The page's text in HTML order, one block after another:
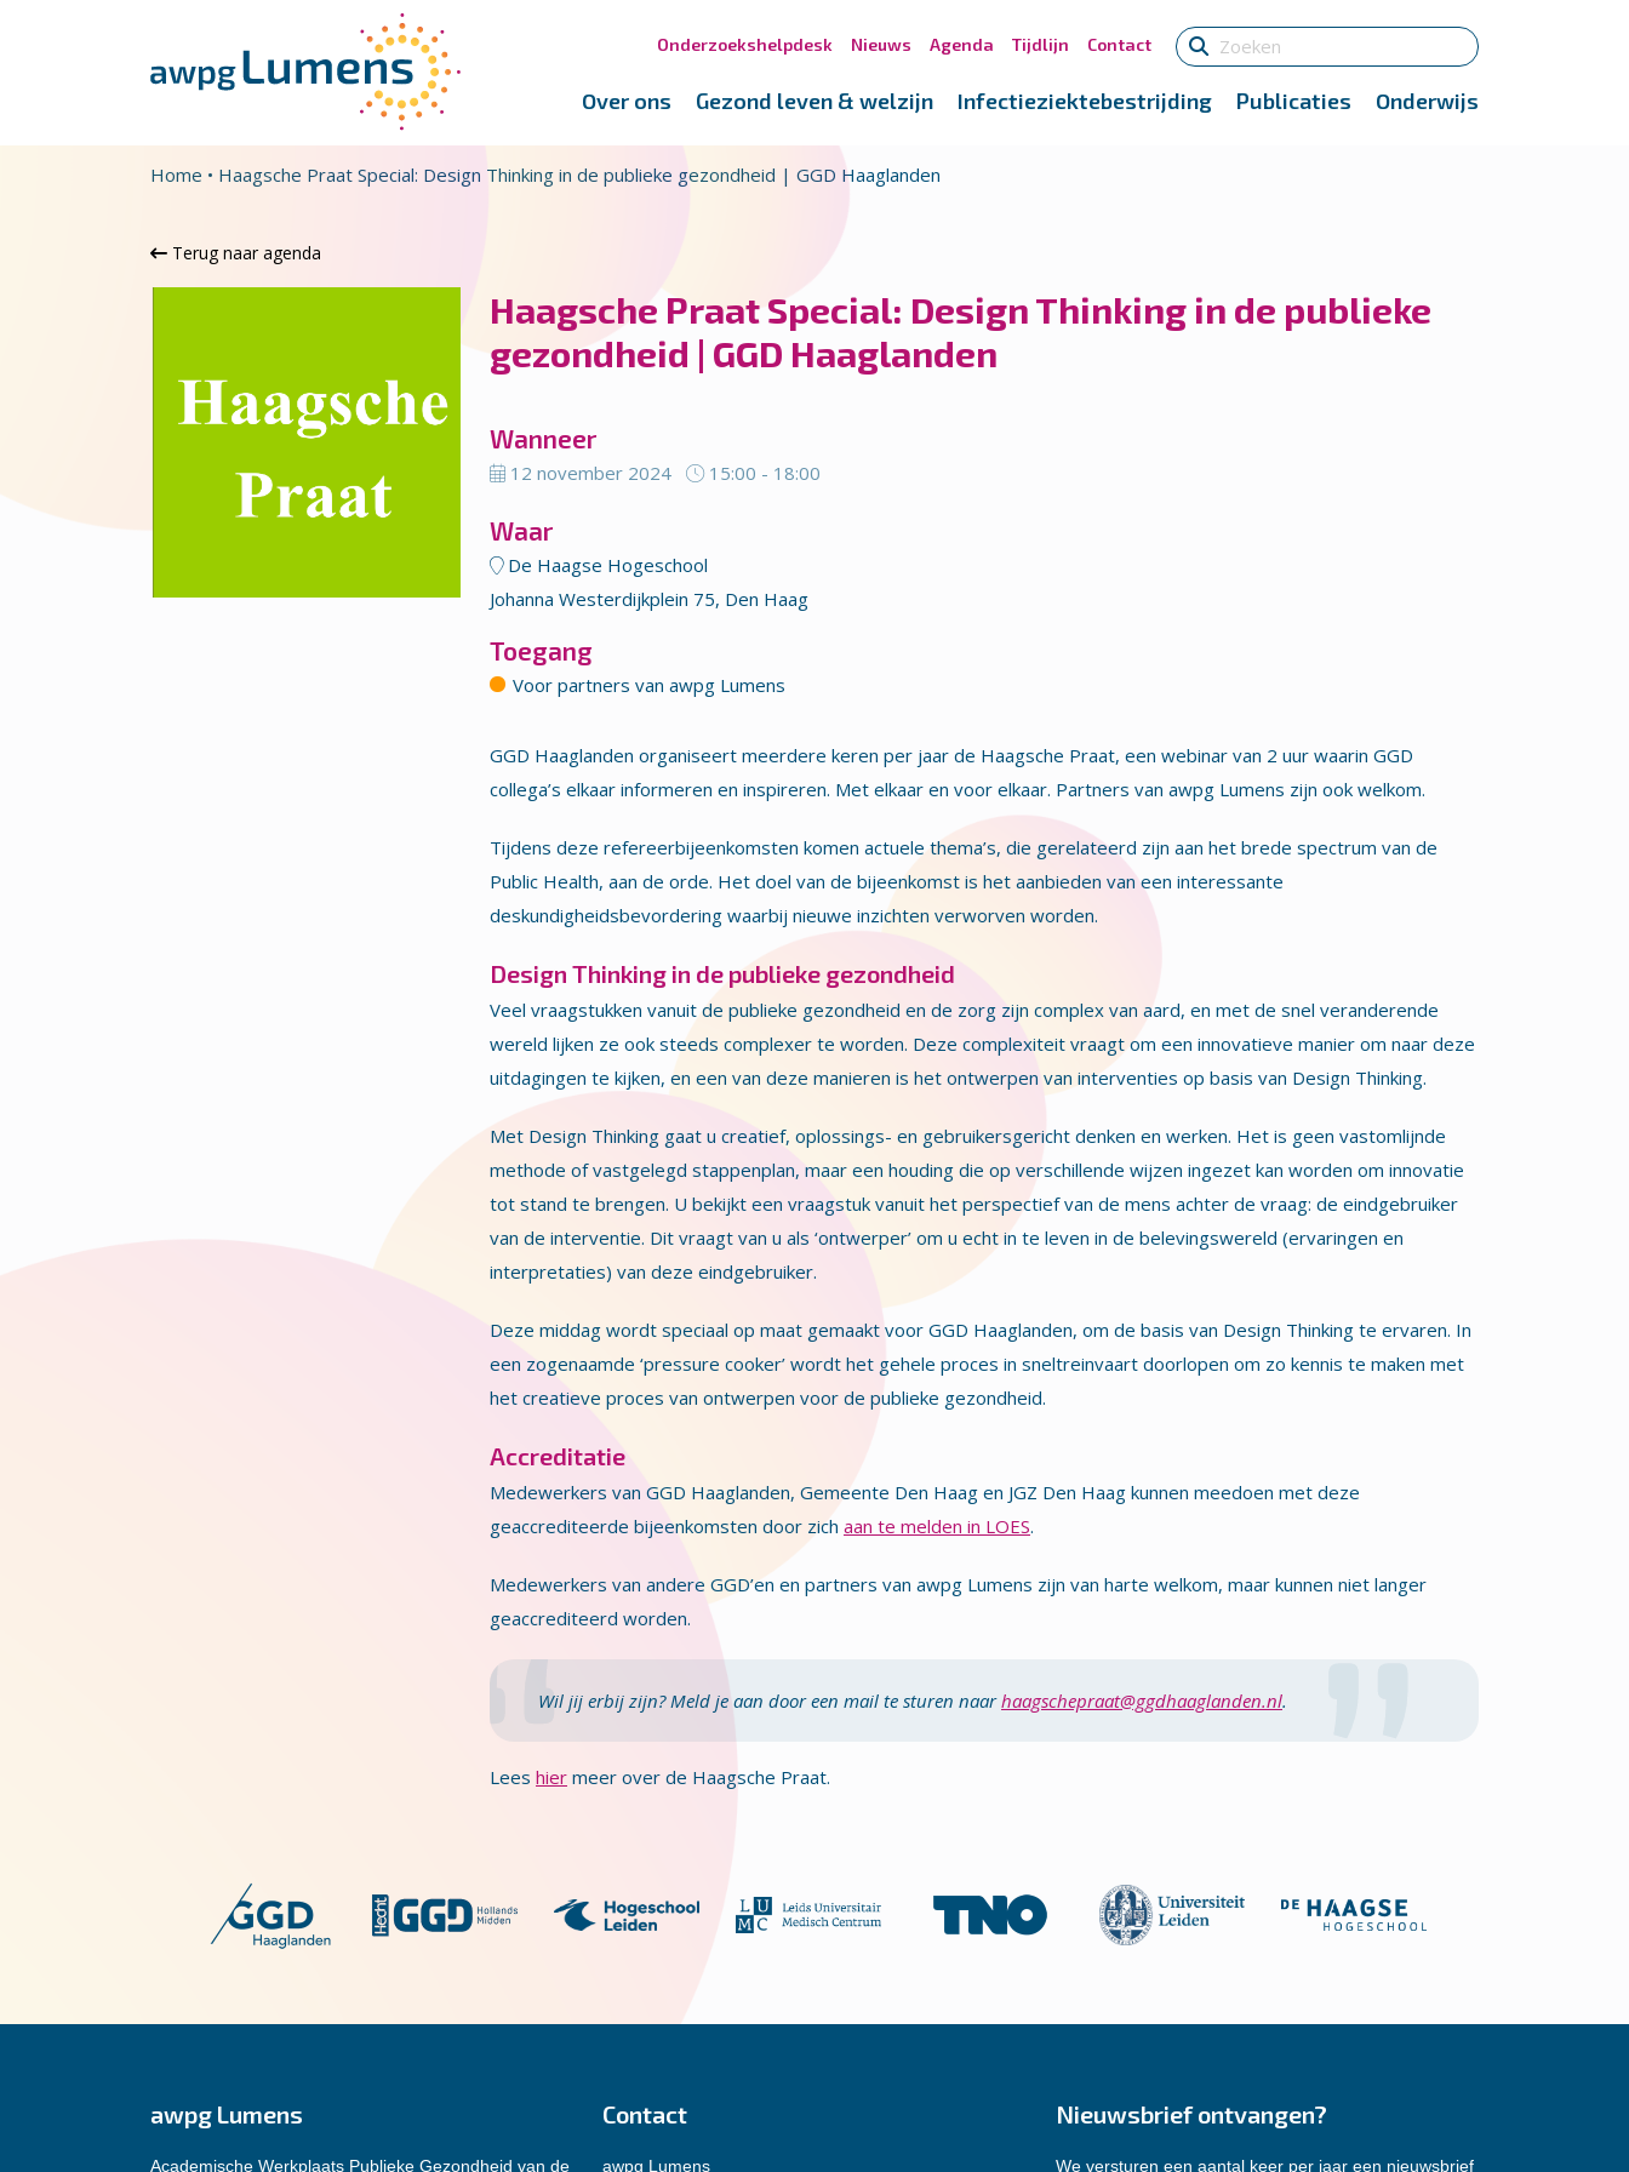
Onderzoekshelpdesk Nieuws Agenda Tijdlijn Contact
Over ons Gezond leven & welzijn Infectieziektebestrijding Publicaties Onderwijs
Home • Haagsche Praat Special: Design Thinking in de publieke gezondheid | GGD Haaglanden
Terug naar agenda
Haagsche Praat Special: Design Thinking in de publieke
gezondheid | GGD Haaglanden
Wanneer
12 november 2024 15:00 - 18:00
Waar
De Haagse Hogeschool
Johanna Westerdijkplein 75, Den Haag
Toegang
Voor partners van awpg Lumens
GGD Haaglanden organiseert meerdere keren per jaar de Haagsche Praat, een webinar van 2 uur waarin GGD
collega’s elkaar informeren en inspireren. Met elkaar en voor elkaar. Partners van awpg Lumens zijn ook welkom.
Tijdens deze refereerbijeenkomsten komen actuele thema’s, die gerelateerd zijn aan het brede spectrum van de
Public Health, aan de orde. Het doel van de bijeenkomst is het aanbieden van een interessante
deskundigheidsbevordering waarbij nieuwe inzichten verworven worden.
Design Thinking in de publieke gezondheid
Veel vraagstukken vanuit de publieke gezondheid en de zorg zijn complex van aard, en met de snel veranderende
wereld lijken ze ook steeds complexer te worden. Deze complexiteit vraagt om een innovatieve manier om naar deze
uitdagingen te kijken, en een van deze manieren is het ontwerpen van interventies op basis van Design Thinking.
Met Design Thinking gaat u creatief, oplossings- en gebruikersgericht denken en werken. Het is geen vastomlijnde
methode of vastgelegd stappenplan, maar een houding die op verschillende wijzen ingezet kan worden om innovatie
tot stand te brengen. U bekijkt een vraagstuk vanuit het perspectief van de mens achter de vraag: de eindgebruiker
van de interventie. Dit vraagt van u als ‘ontwerper’ om u echt in te leven in de belevingswereld (ervaringen en
interpretaties) van deze eindgebruiker.
Deze middag wordt speciaal op maat gemaakt voor GGD Haaglanden, om de basis van Design Thinking te ervaren. In
een zogenaamde ‘pressure cooker’ wordt het gehele proces in sneltreinvaart doorlopen om zo kennis te maken met
het creatieve proces van ontwerpen voor de publieke gezondheid.
Accreditatie
Medewerkers van GGD Haaglanden, Gemeente Den Haag en JGZ Den Haag kunnen meedoen met deze
geaccrediteerde bijeenkomsten door zich aan te melden in LOES.
Medewerkers van andere GGD’en en partners van awpg Lumens zijn van harte welkom, maar kunnen niet langer
geaccrediteerd worden.
Wil jij erbij zijn? Meld je aan door een mail te sturen naarhaagschepraat@ggdhaaglanden.nl.
Lees hier meer over de Haagsche Praat.
awpg Lumens
Academische Werkplaats Publieke Gezondheid van de
Contact
awpg Lumens
Nieuwsbrief ontvangen?
We versturen een aantal keer per jaar een nieuwsbrief